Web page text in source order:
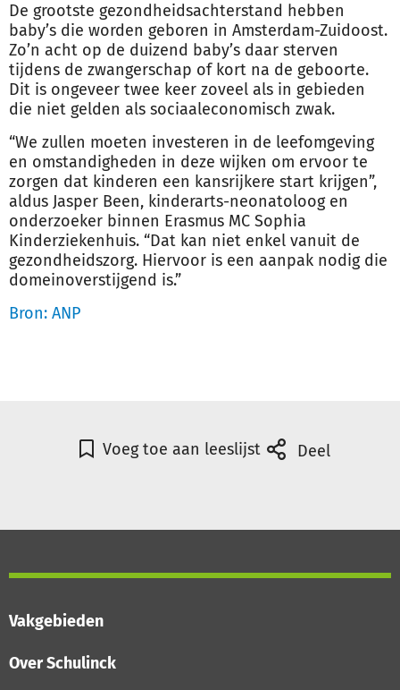
De grootste gezondheidsachterstand hebben
baby’s die worden geboren in Amsterdam-Zuidoost.
Zo’n acht op de duizend baby’s daar sterven
tijdens de zwangerschap of kort na de geboorte.
Dit is ongeveer twee keer zoveel als in gebieden
die niet gelden als sociaaleconomisch zwak.
“We zullen moeten investeren in de leefomgeving
en omstandigheden in deze wijken om ervoor te
zorgen dat kinderen een kansrijkere start krijgen”,
aldus Jasper Been, kinderarts-neonatoloog en
onderzoeker binnen Erasmus MC Sophia
Kinderziekenhuis. “Dat kan niet enkel vanuit de
gezondheidszorg. Hiervoor is een aanpak nodig die
domeinoverstijgend is.”
Bron: ANP
Voeg toe aan leeslijst Deel
Vakgebieden
Over Schulinck